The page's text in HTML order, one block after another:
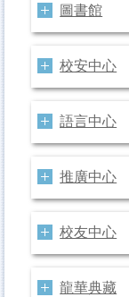
圖書館
校安中心
語言中心
推廣中心
校友中心
龍華典藏